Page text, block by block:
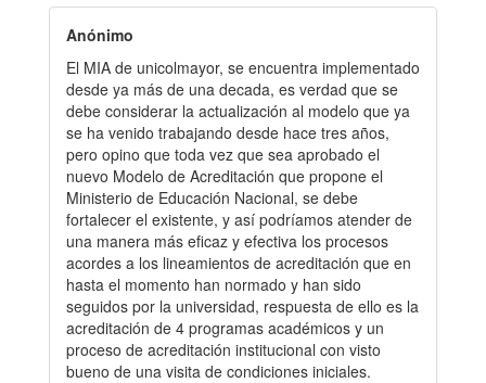
Anónimo
El MIA de unicolmayor, se encuentra implementado
desde ya más de una decada, es verdad que se
debe considerar la actualización al modelo que ya
se ha venido trabajando desde hace tres años,
pero opino que toda vez que sea aprobado el
nuevo Modelo de Acreditación que propone el
Ministerio de Educación Nacional, se debe
fortalecer el existente, y así podríamos atender de
una manera más eficaz y efectiva los procesos
acordes a los lineamientos de acreditación que en
hasta el momento han normado y han sido
seguidos por la universidad, respuesta de ello es la
acreditación de 4 programas académicos y un
proceso de acreditación institucional con visto
bueno de una visita de condiciones iniciales.